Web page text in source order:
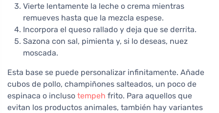
Vierte lentamente la leche o crema mientras
remueves hasta que la mezcla espese.
Incorpora el queso rallado y deja que se derrita.
Sazona con sal, pimienta y, si lo deseas, nuez
moscada.
Esta base se puede personalizar infinitamente. Añade
cubos de pollo, champiñones salteados, un poco de
espinaca o incluso tempeh frito. Para aquellos que
evitan los productos animales, también hay variantes